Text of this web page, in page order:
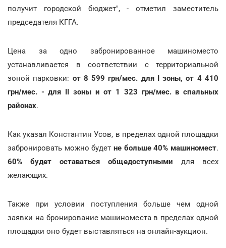
получит городской бюджет", - отметил заместитель
председателя КГГА.
Цена за одно забронированное машиноместо
устанавливается в соответствии с территориальной
зоной парковки: от 8 599 грн/мес. для І зоны, от 4 410
грн/мес. - для ІІ зоны и от 1 323 грн/мес. в спальных
районах.
Как указал Константин Усов, в пределах одной площадки
забронировать можно будет не больше 40% машиномест.
60% будет оставаться общедоступными для всех
желающих.
Также при условии поступления больше чем одной
заявки на бронирование машиноместа в пределах одной
площадки оно будет выставляться на онлайн-аукцион.